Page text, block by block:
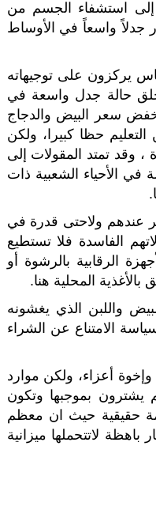
إلى استشفاء الجسم من
جدلاً واسعاً في الأوساط
يركزون على توجيهاته
حالة جدل واسعة في
سعر البيض والدجاج
حظا كبيرا، ولكن
وقد تمتد المقولات إلى
الأحياء الشعبية ذات
عندهم ولاحتى قدرة في
الفاسدة فلا تستطيع
الرقابية بالرشوة أو
المحلية هنا.
واللبن الذي يغشونه
الامتناع عن الشراء
أعزاء، ولكن موارد
بموجبها وتكون
حقيقية حيث ان معظم
لاتتحملها ميزانية